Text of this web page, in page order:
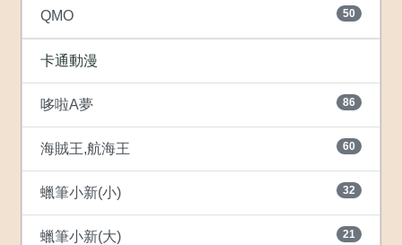
QMO 50
卡通動漫
哆啦A夢 86
海賊王,航海王 60
蠟筆小新(小) 32
蠟筆小新(大) 21